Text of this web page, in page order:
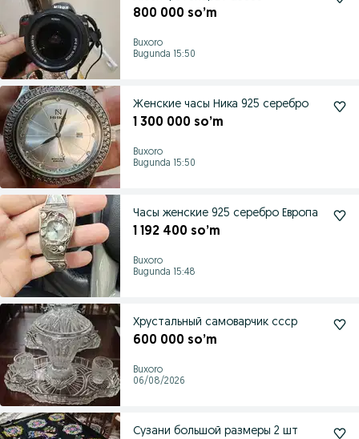
800 000 so’m
Buxoro
Bugunda 15:50
Женские часы Ника 925 серебро
1 300 000 so’m
Buxoro
Bugunda 15:50
Часы женские 925 серебро Европа
1 192 400 so’m
Buxoro
Bugunda 15:48
Хрустальный самоварчик ссср
600 000 so’m
Buxoro
06/08/2026
Сузани большой размеры 2 шт